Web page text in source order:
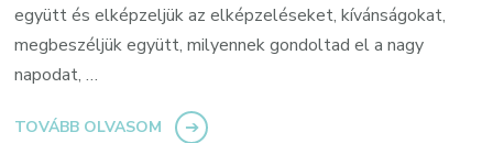
együtt és elképzeljük az elképzeléseket, kívánságokat,
megbeszéljük együtt, milyennek gondoltad el a nagy
napodat, …
TOVÁBB OLVASOM